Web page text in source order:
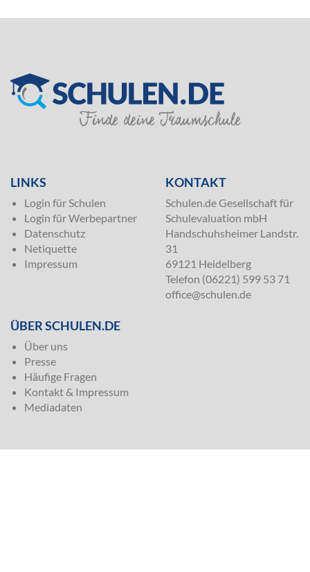
LINKS
Login für Schulen
Login für Werbepartner
Datenschutz
Netiquette
Impressum
KONTAKT
Schulen.de Gesellschaft für
Schulevaluation mbH
Handschuhsheimer Landstr.
31
69121 Heidelberg
Telefon (06221) 599 53 71
office@schulen.de
ÜBER SCHULEN.DE
Über uns
Presse
Häufige Fragen
Kontakt & Impressum
Mediadaten